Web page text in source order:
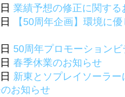
業績予想の修正に関する
【50周年企画】環境に
50周年プロモーション
春季休業のお知らせ
新東とソプレイソーラ
お知らせ